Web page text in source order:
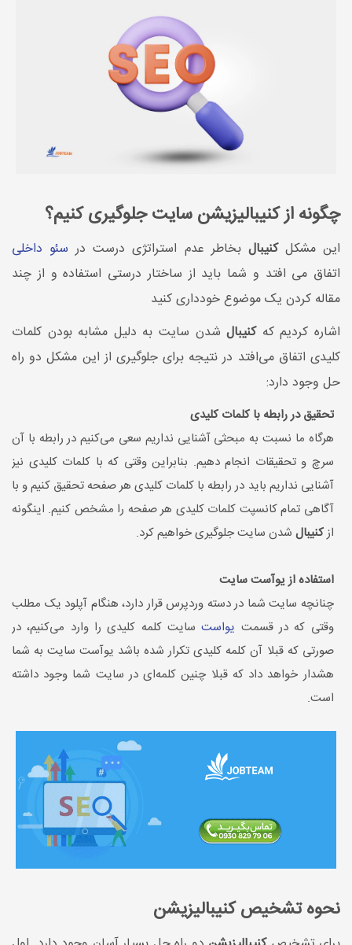
چگونه از کنیبالیزیشن سایت جلوگیری کنیم؟
این مشکلکنیبال بخاطر عدم استراتژی درست در سئو داخلی
اتفاق می افتد و شما باید از ساختار درستی استفاده و از چند
مقاله کردن یک موضوع خودداری کنید
اشاره کردیم کهکنیبالشدن سایت به دلیل مشابه بودن کلمات
کلیدی اتفاق می‌افتد در نتیجه برای جلوگیری از این مشکل دو راه
حل وجود دارد:
تحقیق در رابطه با کلمات کلیدی
هرگاه ما نسبت به مبحثی آشنایی نداریم سعی می‌کنیم در رابطه با آن
سرچ و تحقیقات انجام دهیم. بنابراین وقتی که با کلمات کلیدی نیز
آشنایی نداریم باید در رابطه با کلمات کلیدی هر صفحه تحقیق کنیم و با
آگاهی تمام کانسپت کلمات کلیدی هر صفحه را مشخص کنیم. اینگونه
ازکنیبال شدن سایت جلوگیری خواهیم کرد.
استفاده از یوآست سایت
چنانچه سایت شما در دسته وردپرس قرار دارد، هنگام آپلود یک مطلب
وقتی که در قسمت یواستسایت کلمه کلیدی را وارد می‌کنیم، در
صورتی که قبلا آن کلمه کلیدی تکرار شده باشد یوآست سایت به شما
هشدار خواهد داد که قبلا چنین کلمه‌ای در سایت شما وجود داشته
است.
نحوه تشخیص کنیبالیزیشن